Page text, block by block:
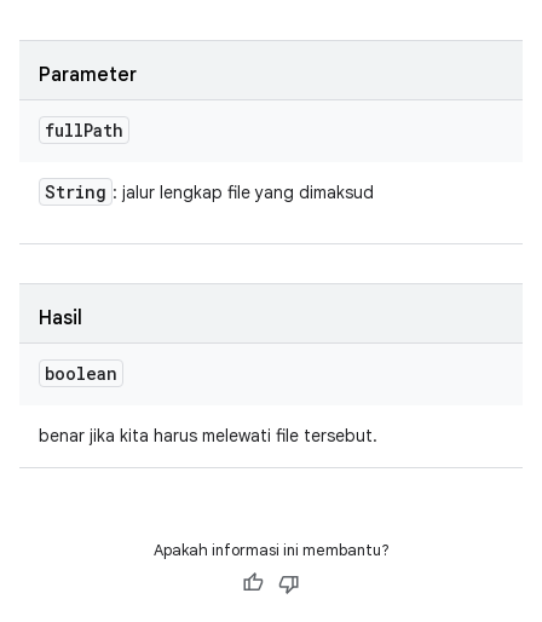
Parameter
fullPath
String : jalur lengkap file yang dimaksud
Hasil
boolean
benar jika kita harus melewati file tersebut.
Apakah informasi ini membantu?